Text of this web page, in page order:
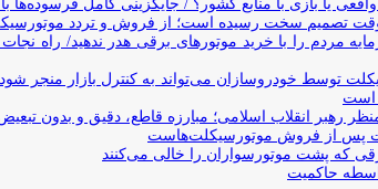
/ جایگزینی کامل فرسوده‌ها با تولید ۶۰۰ هزار دستگاه در سال حدود ۱۹ سال
تصمیم سخت رسیده است؛ از فروش و تردد
مردم را با خرید موتورهای برقی هدر ندهید/ راه
توسط خودروسازان می‌تواند به کنترل بازار منجر
است
رهبر انقلاب اسلامی؛ مبارزه قاطع، دقیق و بدون
پس از فروش موتورسیکلت‌هاست
که پشت موتورسواران را خالی می‌کنند
حاکمیت